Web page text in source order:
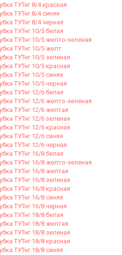
ТУТнг 8/4 красная
ТУТнг 8/4 синяя
ТУТнг 8/4 черная
ТУТнг 10/5 белая
ТУТнг 10/5 желто-зеленая
ТУТнг 10/5 желт
ТУТнг 10/5 зеленая
ТУТнг 10/5 красная
ТУТнг 10/5 синяя
ТУТнг 10/5 черная
ТУТнг 12/6 белая
ТУТнг 12/6 желто-зеленая
ТУТнг 12/6 желтая
ТУТнг 12/6 зеленая
ТУТнг 12/6 красная
ТУТнг 12/6 синяя
ТУТнг 12/6 черная
ТУТнг 16/8 белая
ТУТнг 16/8 желто-зеленая
ТУТнг 16/8 желтая
ТУТнг 16/8 зеленая
ТУТнг 16/8 красная
ТУТнг 16/8 синяя
ТУТнг 16/8 черная
ТУТнг 18/8 белая
ТУТнг 18/8 желтая
ТУТнг 18/8 зеленая
ТУТнг 18/8 красная
ТУТнг 18/8 синяя